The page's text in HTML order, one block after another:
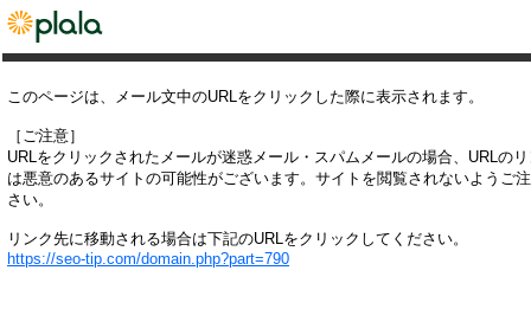
このページは、メール文中のURLをクリックした際に表示されます。
［ご注意］
URLをクリックされたメールが迷惑メール・スパムメールの場合、URLの
は悪意のあるサイトの可能性がございます。サイトを閲覧されないようご
さい。
リンク先に移動される場合は下記のURLをクリックしてください。
https://seo-tip.com/domain.php?part=790